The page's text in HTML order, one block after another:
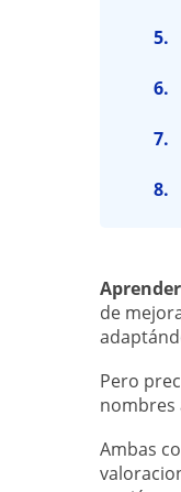
de
Pero
nombres
Ambas